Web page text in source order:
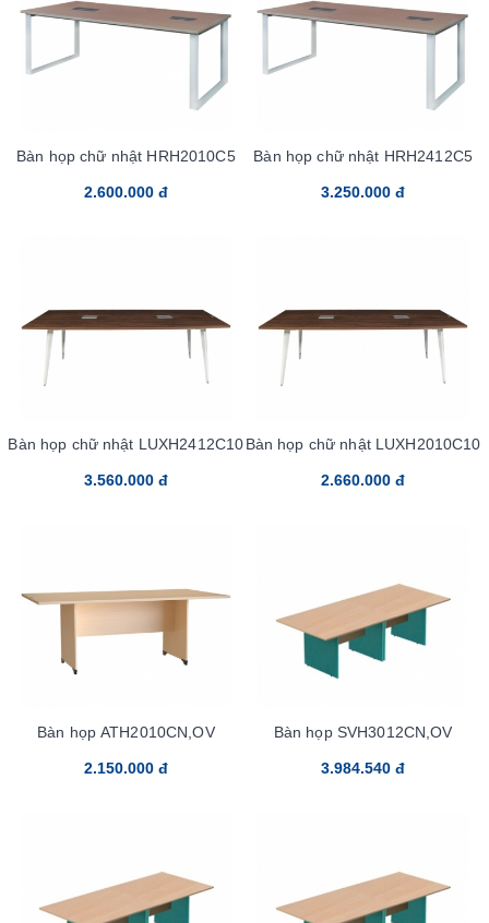
Bàn họp chữ nhật HRH2010C5
2.600.000 đ
Bàn họp chữ nhật HRH2412C5
3.250.000 đ
Bàn họp chữ nhật LUXH2412C10
3.560.000 đ
Bàn họp chữ nhật LUXH2010C10
2.660.000 đ
Bàn họp ATH2010CN,OV
2.150.000 đ
Bàn họp SVH3012CN,OV
3.984.540 đ